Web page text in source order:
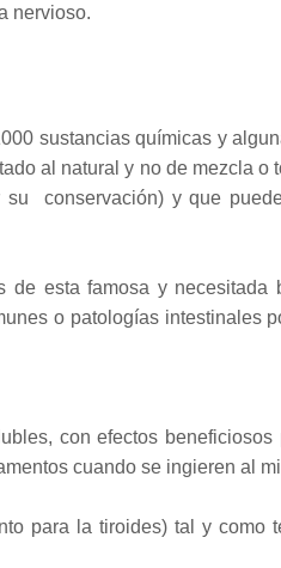
nervioso.
sustancias químicas y
al natural y no de mezcla o
conservación) y que
de esta famosa y
o patologías intestinales
con efectos
cuando se ingieren al
para la tiroides) tal y como